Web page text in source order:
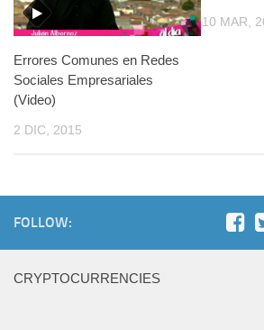
Errores Comunes en Redes
Sociales Empresariales
(Video)
2 DIC, 2015
10 MAR,
FOLLOW:
CRYPTOCURRENCIES